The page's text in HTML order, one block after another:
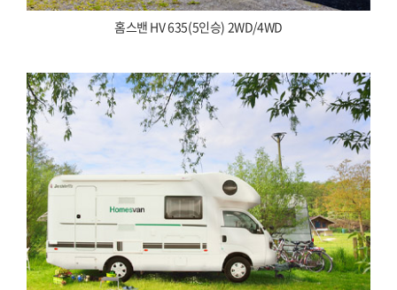
홈스밴 HV 635(5인승) 2WD/4WD